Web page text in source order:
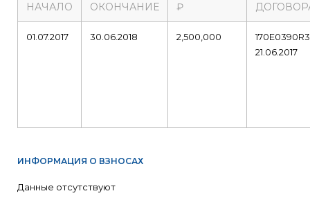
НАЧАЛО ОКОНЧАНИЕ
₽
01.07.2017 30.06.2018 2,500,000
21.06.2017
ИНФОРМАЦИЯ О ВЗНОСАХ
Данные отсутствуют